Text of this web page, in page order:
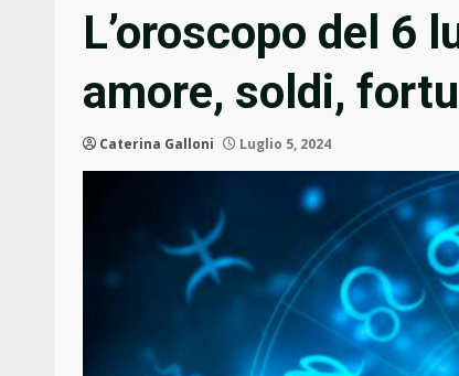
L’oroscopo del 6
amore, soldi,
Caterina Galloni Luglio 5, 2024